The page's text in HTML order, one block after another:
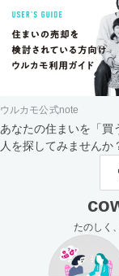
ウルカモ公式note
あなたの住まいを「買
人を探してみませんか
たのしく